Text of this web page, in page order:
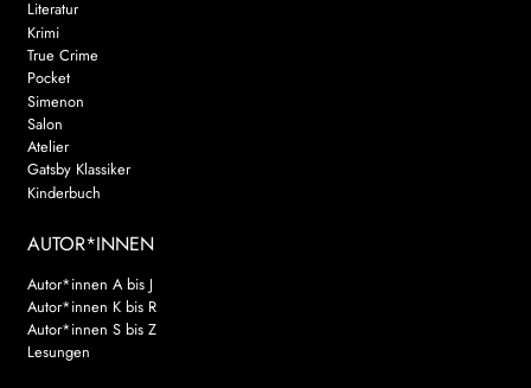
Literatur
Krimi
True Crime
Pocket
Simenon
Salon
Atelier
Gatsby Klassiker
Kinderbuch
AUTOR*INNEN
Autor*innen A bis J
Autor*innen K bis R
Autor*innen S bis Z
Lesungen